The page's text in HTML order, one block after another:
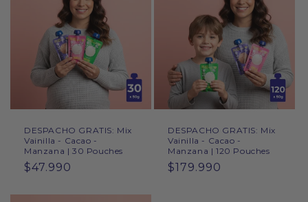
DESPACHO GRATIS: Mix
Vainilla - Cacao -
Manzana | 30 Pouches
Precio
$47.990
DESPACHO GRATIS: Mix
Vainilla - Cacao -
Manzana | 120 Pouches
Precio
$179.990